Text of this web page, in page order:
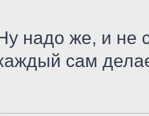
надо же, и не
сам